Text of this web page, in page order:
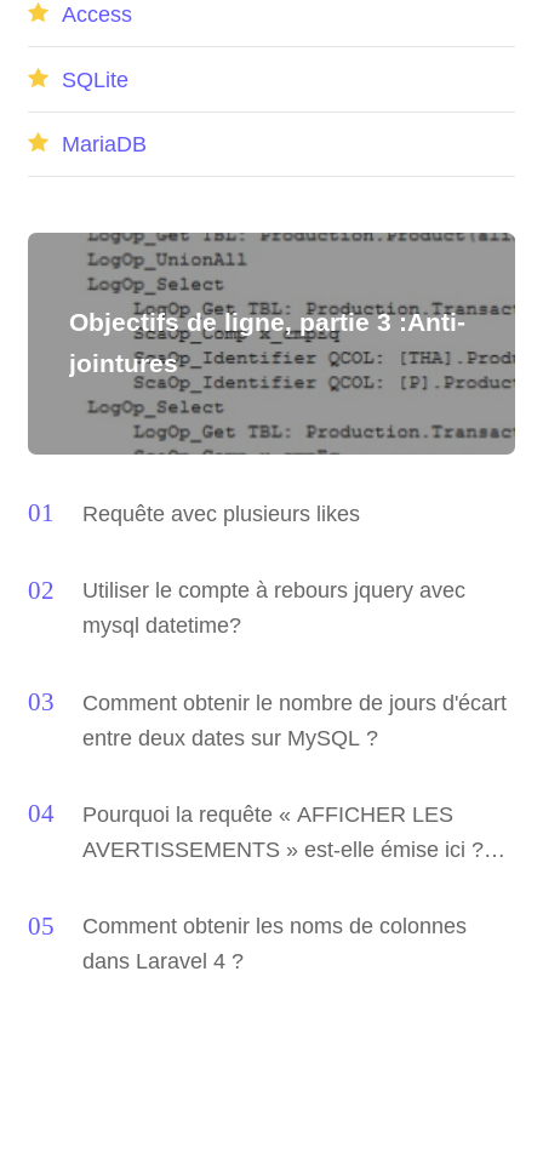
Access
SQLite
MariaDB
Objectifs de ligne, partie 3 :Anti-
jointures
Requête avec plusieurs likes
Utiliser le compte à rebours jquery avec
mysql datetime?
Comment obtenir le nombre de jours d'écart
entre deux dates sur MySQL ?
Pourquoi la requête « AFFICHER LES
AVERTISSEMENTS » est-elle émise ici ?
Comment obtenir les noms de colonnes
dans Laravel 4 ?